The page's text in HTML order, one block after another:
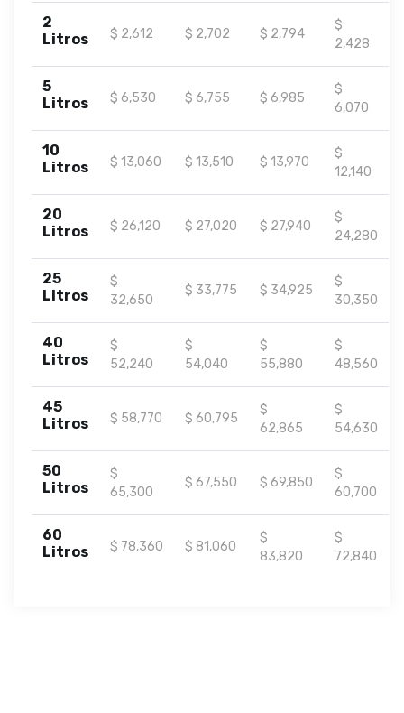
2
Litros
$ 2,612 $ 2,702 $ 2,794
$
2,428
5
Litros
$ 6,530 $ 6,755 $ 6,985
$
6,070
10
Litros
$ 13,060 $ 13,510 $ 13,970
$
12,140
20
Litros
$ 26,120 $ 27,020 $ 27,940
$
24,280
25
Litros
$
32,650
$ 33,775 $ 34,925
$
30,350
40
Litros
$
52,240
$
54,040
$
55,880
$
48,560
45
Litros
$ 58,770 $ 60,795
$
62,865
$
54,630
50
Litros
$
65,300
$ 67,550 $ 69,850
$
60,700
60
Litros
$ 78,360 $ 81,060
$
83,820
$
72,840